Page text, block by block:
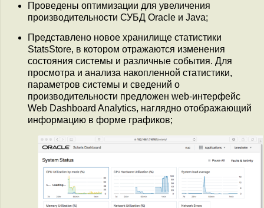
Проведены оптимизации для увеличения
производительности СУБД Oracle и Java;
Представлено новое хранилище статистики
StatsStore, в котором отражаются изменения
состояния системы и различные события. Для
просмотра и анализа накопленной статистики,
параметров системы и сведений о
производительности предложен web-интерфейс
Web Dashboard Analytics, наглядно отображающий
информацию в форме графиков;